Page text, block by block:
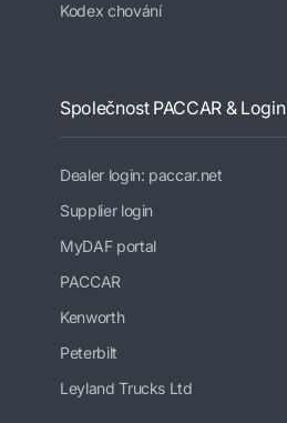
Kodex chování
Společnost PACCAR & Login
Dealer login: paccar.net
Supplier login
MyDAF portal
PACCAR
Kenworth
Peterbilt
Leyland Trucks Ltd